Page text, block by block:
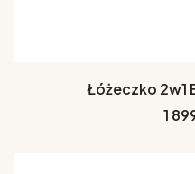
Łóżeczko 2w1
1